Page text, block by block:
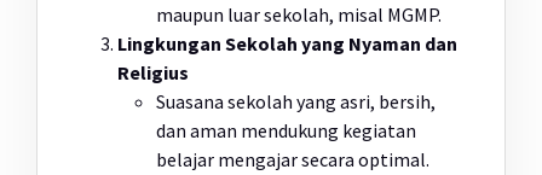
maupun luar sekolah, misal MGMP.
Lingkungan Sekolah yang Nyaman dan
Religius
Suasana sekolah yang asri, bersih,
dan aman mendukung kegiatan
belajar mengajar secara optimal.